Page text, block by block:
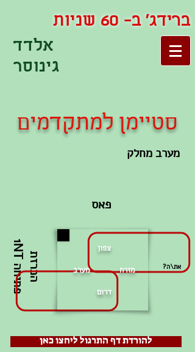
ברידג' ב- 60 שניות
אלדד
גינוסר
סטיימן למתקדמים
מערב מחלק
פאס
ה
כ
רזת
פ
ת
י
ח
ה
1
N
T
צפון
מזרח מערב
דרום
?את\ה
להורדת דף התרגול ליחצו כאן